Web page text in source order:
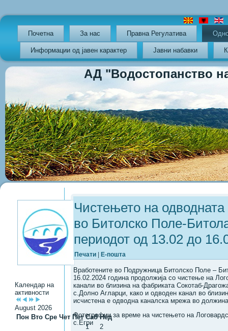
Почетна За нас Правна Регулатива
Информации од јавен карактер Јавни набавки
АД "Водостопанство на
Календар на
активности
August 2026
Пон Вто Сре Чет Пет Саб Нед
1
2
Чистењето на
во Битолско Поле-
периодот од 13.02 до
Печати Е-пошта
Вработените во Подружница Битолско Поле –
16.02.2024 година продолжија со чистење на
канали во близина на фабриката Сокотаб-
с.Долно Агларци, како и одводeн канал во
исчистена е одводна каналска мрежа во
Фотографии за време на чистењето на
с.Егри